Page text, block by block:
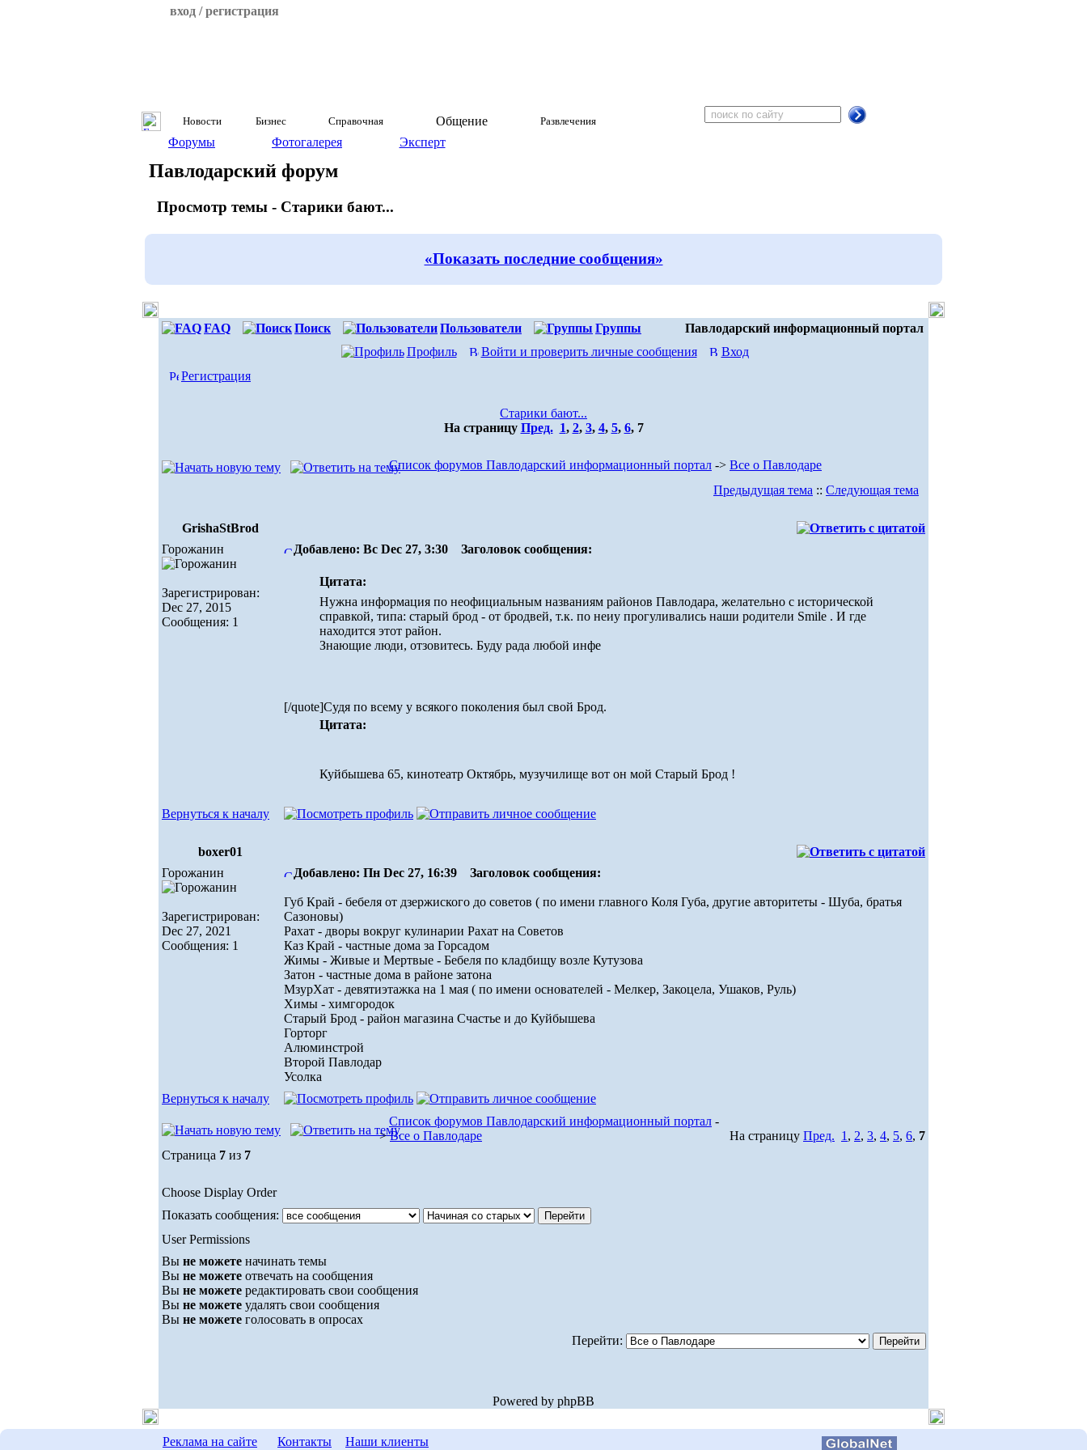
вход / регистрация
Новости Бизнес Справочная Общение Развлечения
Форумы Фотогалерея Эксперт
Павлодарский форум
Просмотр темы - Старики бают...
«Показать последние сообщения»
FAQ Поиск Пользователи Группы
Павлодарский информационный портал
Профиль
Войти и проверить личные сообщения
Вход
Регистрация
Старики бают...
На страницу Пред. 1, 2, 3, 4, 5, 6, 7
Список форумов Павлодарский информационный портал -> Все о Павлодаре
Предыдущая тема :: Следующая тема
GrishaStBrod
Горожанин
Зарегистрирован:
Dec 27, 2015
Сообщения: 1
Добавлено: Вс Dec 27, 3:30 Заголовок сообщения:
Цитата:
Нужна информация по неофициальным названиям районов Павлодара, желательно с исторической
справкой, типа: старый брод - от бродвей, т.к. по неиу прогуливались наши родители Smile . И где
находится этот район.
Знающие люди, отзовитесь. Буду рада любой инфе
[/quote]Судя по всему у всякого поколения был свой Брод.
Цитата:
Куйбышева 65, кинотеатр Октябрь, музучилище вот он мой Старый Брод !
Вернуться к началу
boxer01
Горожанин
Зарегистрирован:
Dec 27, 2021
Сообщения: 1
Добавлено: Пн Dec 27, 16:39 Заголовок сообщения:
Губ Край - бебеля от дзержиского до советов ( по имени главного Коля Губа, другие авторитеты - Шуба, братья
Сазоновы)
Рахат - дворы вокруг кулинарии Рахат на Советов
Каз Край - частные дома за Горсадом
Жимы - Живые и Мертвые - Бебеля по кладбищу возле Кутузова
Затон - частные дома в районе затона
МзурХат - девятиэтажка на 1 мая ( по имени основателей - Мелкер, Закоцела, Ушаков, Руль)
Химы - химгородок
Старый Брод - район магазина Счастье и до Куйбышева
Горторг
Алюминстрой
Второй Павлодар
Усолка
Вернуться к началу
Список форумов Павлодарский информационный портал -
>Все о Павлодаре На страницу Пред. 1 , 2, 3, 4, 5, 6, 7
Страница 7 из 7
Choose Display Order
Показать сообщения:
User Permissions
Вы не можете начинать темы
Вы не можете отвечать на сообщения
Вы не можете редактировать свои сообщения
Вы не можете удалять свои сообщения
Вы не можете голосовать в опросах
Перейти:
Powered by phpBB
Реклама на сайте Контакты Наши клиенты